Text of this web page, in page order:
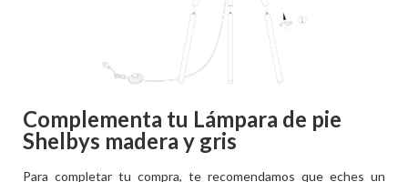
Complementa tu Lámpara de pie
Shelbys madera y gris
Para completar tu compra, te recomendamos que eches un